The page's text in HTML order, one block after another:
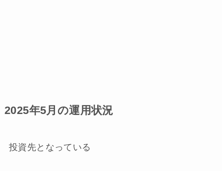
2025年5月の運用状況
投資先となっている